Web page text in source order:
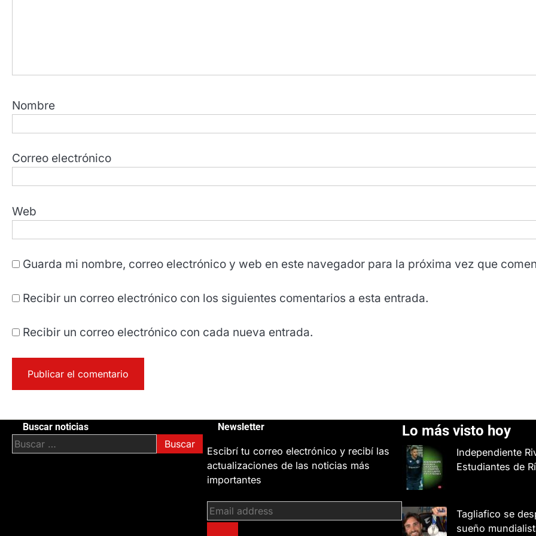
Nombre
Correo electrónico
Web
Guarda mi nombre, correo electrónico y web en este navegador para la próxima vez que
Recibir un correo electrónico con los siguientes comentarios a esta entrada.
Recibir un correo electrónico con cada nueva entrada.
Buscar noticias
Buscar:
Newsletter
Escibrí tu correo electrónico y recibí las
actualizaciones de las noticias más
importantes
Lo más visto hoy
Independiente
Estudiantes de
Tagliafico se
sueño